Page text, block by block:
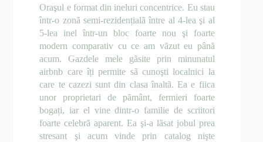
Oraşul e format din ineluri concentrice. Eu stau
într-o zonã semi-rezidențialã între al 4-lea şi al
5-lea inel într-un bloc foarte nou şi foarte
modern comparativ cu ce am vãzut eu pânã
acum. Gazdele mele gãsite prin minunatul
airbnb care îți permite sã cunoşti localnici la
care te cazezi sunt din clasa înaltã. Ea e fiica
unor proprietari de pãmânt, fermieri foarte
bogați, iar el vine dintr-o familie de scriitori
foarte celebrã aparent. Ea şi-a lãsat jobul prea
stresant şi acum vinde prin catalog nişte